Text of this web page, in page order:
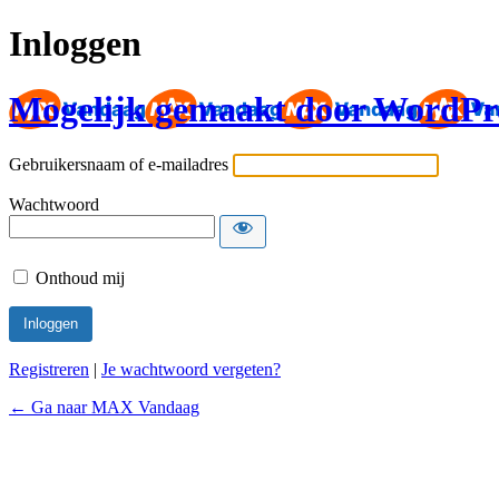
Inloggen
Mogelijk gemaakt door
Gebruikersnaam of e-mailadres
Wachtwoord
Onthoud mij
Registreren | Je wachtwoord vergeten?
← Ga naar MAX Vandaag